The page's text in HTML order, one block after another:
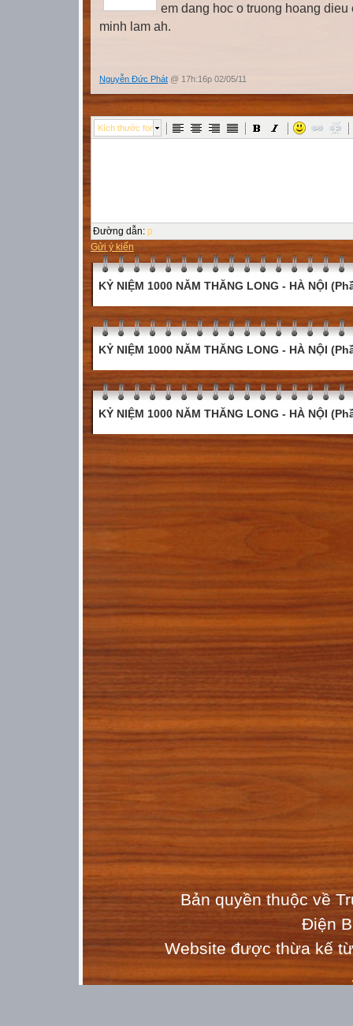
em dang hoc o truong hoang dieu
minh lam ah.
Nguyễn Đức Phát @ 17h:16p 02/05/11
Kích thước font
Đường dẫn: p
Gửi ý kiến
KỶ NIỆM 1000 NĂM THĂNG LONG - HÀ NỘI
KỶ NIỆM 1000 NĂM THĂNG LONG - HÀ NỘI
KỶ NIỆM 1000 NĂM THĂNG LONG - HÀ NỘI
Bản quyền thuộc về
Điện
Website được thừa kế